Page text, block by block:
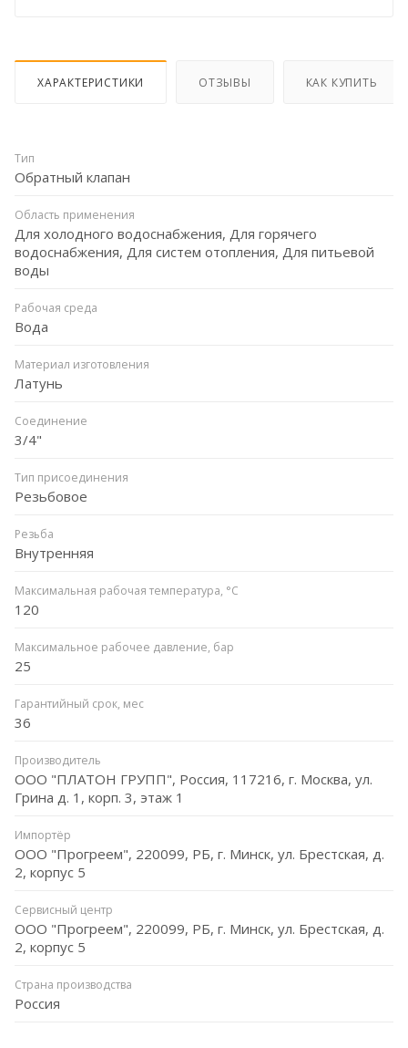
ХАРАКТЕРИСТИКИ ОТЗЫВЫ КАК КУПИТЬ
Тип
Обратный клапан
Область применения
Для холодного водоснабжения, Для горячего
водоснабжения, Для систем отопления, Для питьевой
воды
Рабочая среда
Вода
Материал изготовления
Латунь
Соединение
3/4"
Тип присоединения
Резьбовое
Резьба
Внутренняя
Максимальная рабочая температура, °C
120
Максимальное рабочее давление, бар
25
Гарантийный срок, мес
36
Производитель
ООО "ПЛАТОН ГРУПП", Россия, 117216, г. Москва, ул.
Грина д. 1, корп. 3, этаж 1
Импортёр
ООО "Прогреем", 220099, РБ, г. Минск, ул. Брестская, д.
2, корпус 5
Сервисный центр
ООО "Прогреем", 220099, РБ, г. Минск, ул. Брестская, д.
2, корпус 5
Страна производства
Россия